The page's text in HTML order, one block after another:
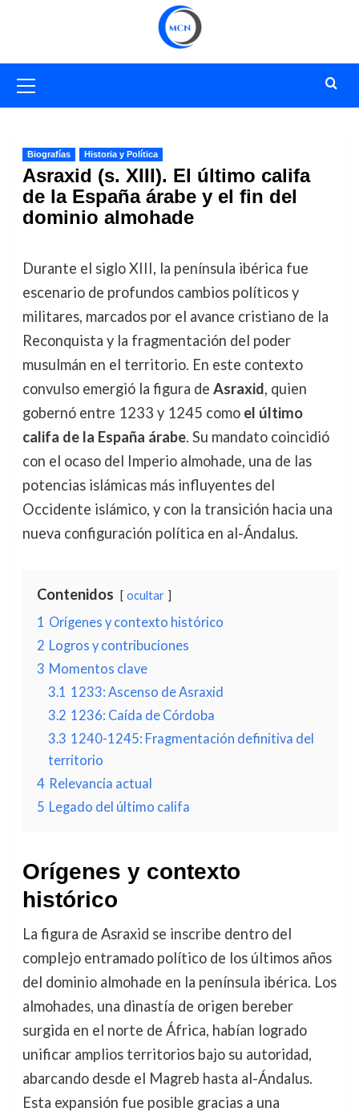
primario
Biografías Historia y Política
Asraxid (s. XIII). El último califa
de la España árabe y el fin del
dominio almohade
Durante el siglo XIII, la península ibérica fue
escenario de profundos cambios políticos y
militares, marcados por el avance cristiano de la
Reconquista y la fragmentación del poder
musulmán en el territorio. En este contexto
convulso emergió la figura de Asraxid, quien
gobernó entre 1233 y 1245 como el último
califa de la España árabe. Su mandato coincidió
con el ocaso del Imperio almohade, una de las
potencias islámicas más influyentes del
Occidente islámico, y con la transición hacia una
nueva configuración política en al-Ándalus.
Contenidos ocultar
1 Orígenes y contexto histórico
2 Logros y contribuciones
3 Momentos clave
3.1 1233: Ascenso de Asraxid
3.2 1236: Caída de Córdoba
3.3 1240-1245: Fragmentación definitiva del
territorio
4 Relevancia actual
5 Legado del último califa
Orígenes y contexto
histórico
La figura de Asraxid se inscribe dentro del
complejo entramado político de los últimos años
del dominio almohade en la península ibérica. Los
almohades, una dinastía de origen bereber
surgida en el norte de África, habían logrado
unificar amplios territorios bajo su autoridad,
abarcando desde el Magreb hasta al-Ándalus.
Esta expansión fue posible gracias a una